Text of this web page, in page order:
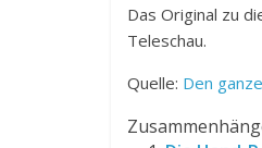
Das Original zu
Teleschau.
Quelle: Den